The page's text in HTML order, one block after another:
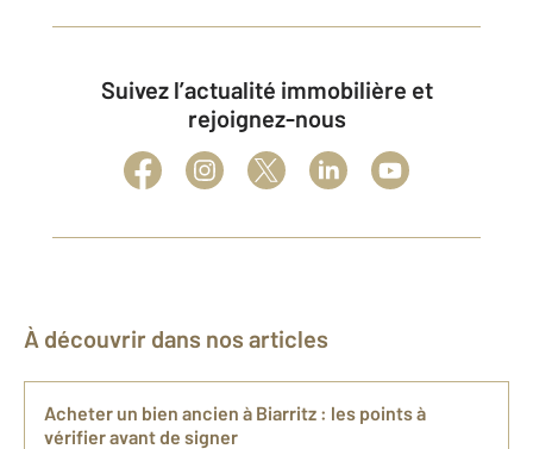
Suivez l’actualité immobilière et
rejoignez-nous
À découvrir dans nos articles
Acheter un bien ancien à Biarritz : les points à
vérifier avant de signer